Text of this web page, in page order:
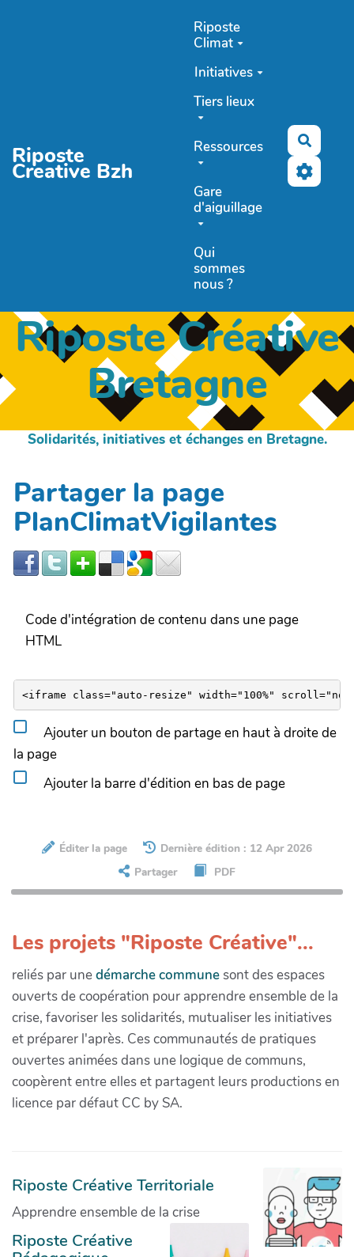
Riposte
Creative Bzh
Riposte
Climat
Initiatives
Tiers lieux
Ressources
Gare
d'aiguillage
Qui
sommes
nous ?
Riposte Créative
Bretagne
Solidarités, initiatives et échanges en Bretagne.
Partager la page
PlanClimatVigilantes
Code d'intégration de contenu dans une page
HTML
Ajouter un bouton de partage en haut à droite de
la page
Ajouter la barre d'édition en bas de page
Éditer la page
Dernière édition : 12 Apr 2026
Partager
PDF